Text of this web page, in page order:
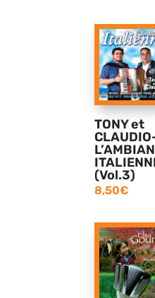
TONY et
(Vol.3)
8,50€